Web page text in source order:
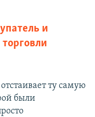
и
ту самую
были